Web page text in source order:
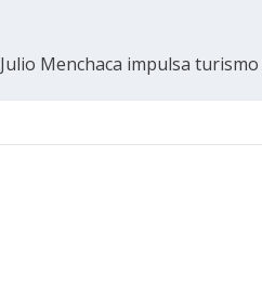
Julio Menchaca impulsa